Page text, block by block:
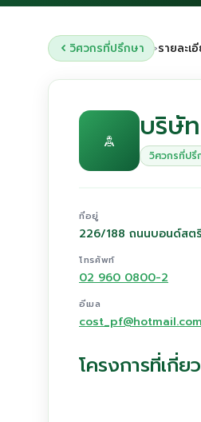
วิศวกรที่ปรึกษา ›รายละเ
บริษั
วิศวกรที่ปรึ
ที่อยู่
226/188 ถนนบอนด์สต
โทรศัพท์
02 960 0800-2
อีเมล
cost_pf@hotmail.com
โครงการที่เกี่ย